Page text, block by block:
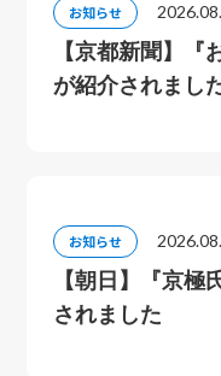
お知らせ
【京都新聞】
が紹介されまし
お知らせ
【朝日】『京極
されました